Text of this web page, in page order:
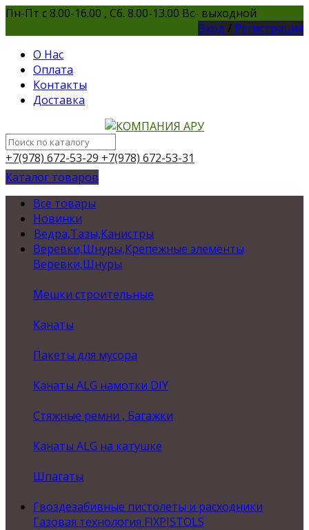
Пн-Пт с 8.00-16.00 , Сб. 8.00-13.00 Вс- выходной
Вход / Регистрация
О Нас
Оплата
Контакты
Доставка
+7(978) 672-53-29 +7(978) 672-53-31
Каталог товаров
Все товары
Новинки
Ведра,Тазы,Канистры
Веревки,Шнуры,Крепежные элементы
Веревки,Шнуры
Мешки строительные
Канаты
Пакеты для мусора
Канаты ALG намотки DIY
Стяжные ремни , Багажки
Канаты ALG на катушке
Шпагаты
Гвоздезабивные пистолеты и расходники
Газовая технология FIXPISTOLS